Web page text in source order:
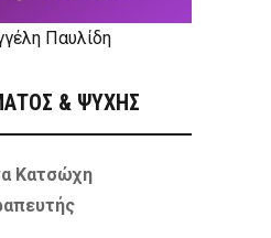
Παυλίδη
& ΨΥΧΗΣ
Κατσώχη